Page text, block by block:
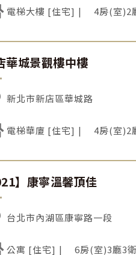
電梯大樓 [住宅] 4房(室)2
華城景觀樓中樓
新北市新店區華城路
電梯華廈 [住宅] 4房(室)2
】康寧溫馨頂佳
台北市內湖區康寧路一段
公寓 [住宅] 6房(室)3廳3衛